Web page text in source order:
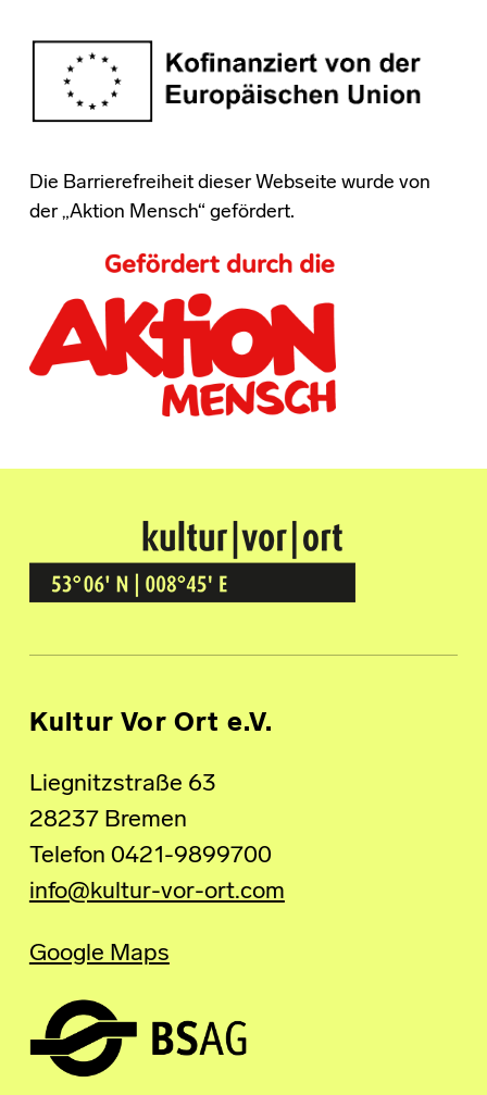
Die Barrierefreiheit dieser Webseite wurde von
der „Aktion Mensch“ gefördert.
Kultur Vor Ort
BREMEN GRÖPELINGEN
Kultur Vor Ort e.V.
Liegnitzstraße 63
28237 Bremen
Telefon 0421-9899700
info@kultur-vor-ort.com
Google Maps